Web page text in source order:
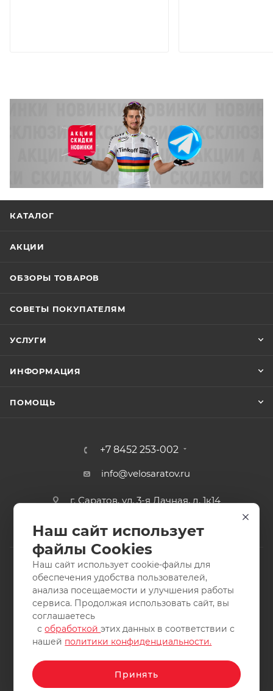
КАТАЛОГ
АКЦИИ
ОБЗОРЫ ТОВАРОВ
СОВЕТЫ ПОКУПАТЕЛЯМ
УСЛУГИ
ИНФОРМАЦИЯ
ПОМОЩЬ
+7 8452 253-002
info@velosaratov.ru
г. Саратов, ул. 3-я Дачная, д. 1к14
2011-2026 © интернет-магазин спортивных товаров
ВелоСаратов. Не является публичной офертой. Все права
защищены. Заимствование материалов и фотографий
запрещено.
Наш сайт использует
файлы Cookies
Наш сайт использует cookie-файлы для
обеспечения удобства пользователей,
анализа посещаемости и улучшения работы
сервиса. Продолжая использовать сайт, вы
соглашаетесь
собработкойэтих данных в соответствии с
нашей политики конфиденциальности.
Принять